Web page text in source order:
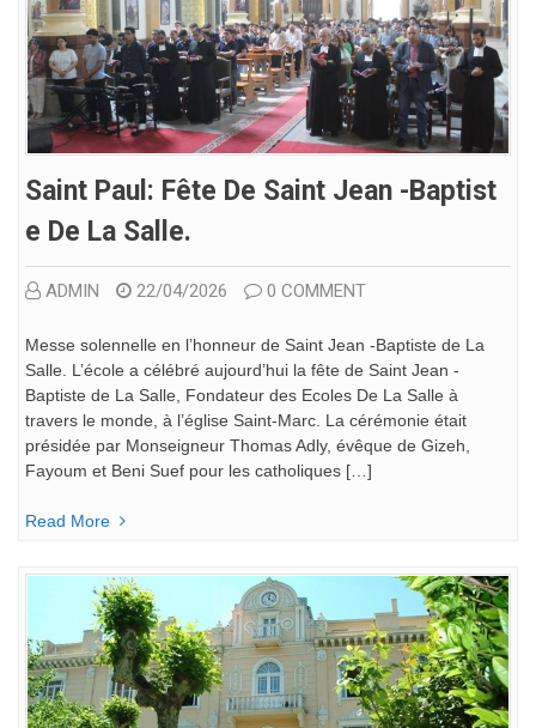
Saint Paul: Fête De Saint Jean -Baptist
E De La Salle.
ADMIN 22/04/2026 0 COMMENT
Messe solennelle en l’honneur de Saint Jean -Baptiste de La
Salle. L’école a célébré aujourd’hui la fête de Saint Jean -
Baptiste de La Salle, Fondateur des Ecoles De La Salle à
travers le monde, à l’église Saint-Marc. La cérémonie était
présidée par Monseigneur Thomas Adly, évêque de Gizeh,
Fayoum et Beni Suef pour les catholiques […]
Read More